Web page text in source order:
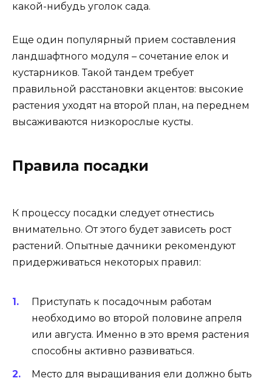
какой-нибудь уголок сада.
Еще один популярный прием составления
ландшафтного модуля – сочетание елок и
кустарников. Такой тандем требует
правильной расстановки акцентов: высокие
растения уходят на второй план, на переднем
высаживаются низкорослые кусты.
Правила посадки
К процессу посадки следует отнестись
внимательно. От этого будет зависеть рост
растений. Опытные дачники рекомендуют
придерживаться некоторых правил:
Приступать к посадочным работам
необходимо во второй половине апреля
или августа. Именно в это время растения
способны активно развиваться.
Место для выращивания ели должно быть